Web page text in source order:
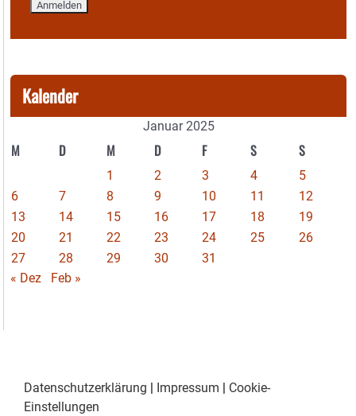
Kalender
Januar 2025
M D M D F S S
1 2 3 4
5
6
7 8 9 10 11
12
13
14 15 16 17 18
19
20
21 22 23 24 25
26
27
28 29 30
31
« Dez
Feb »
Datenschutzerklärung Impressum
Cookie-
Einstellungen